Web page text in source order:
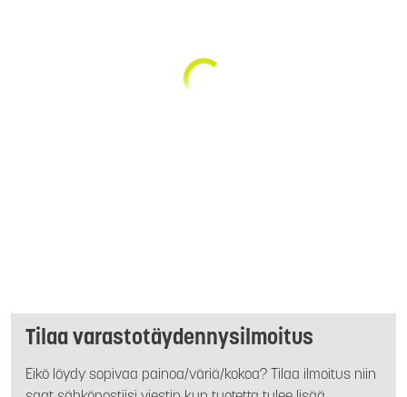
Tilaa varastotäydennysilmoitus
Eikö löydy sopivaa painoa/väriä/kokoa? Tilaa ilmoitus niin